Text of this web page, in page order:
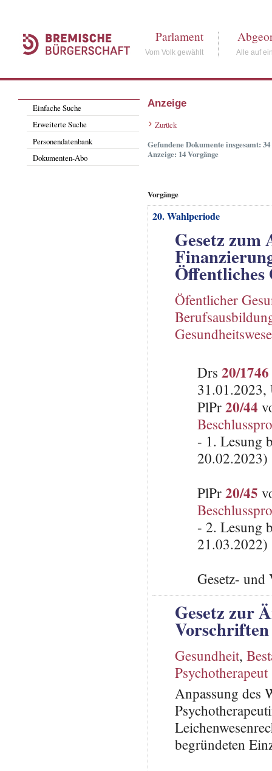
Parlament
Vom Volk gewählt Alle auf
Einfache Suche
Erweiterte Suche
Personendatenbank
Dokumenten-Abo
Anzeige
Zurück
Gefundene Dokumente insgesamt: 34
Anzeige: 14 Vorgänge
Vorgänge
20. Wahlperiode
Gesetz
Öffentliches
Öfentlicher
Drs 20/1746
31.01.2023,
PlPr20/44
- 1. Lesung
20.02.2023)
PlPr20/45
- 2. Lesung
21.03.2022)
Gesetz-
Gesetz zur
Vorschriften
Gesundheit,
Psychotherapeut
Anpassung des
begründeten